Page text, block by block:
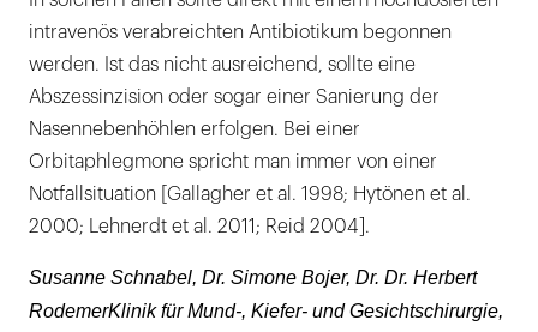
intravenös verabreichten Antibiotikum begonnen
werden. Ist das nicht ausreichend, sollte eine
Abszessinzision oder sogar einer Sanierung der
Nasennebenhöhlen erfolgen. Bei einer
Orbitaphlegmone spricht man immer von einer
Notfallsituation [Gallagher et al. 1998; Hytönen et al.
2000; Lehnerdt et al. 2011; Reid 2004].
Susanne Schnabel, Dr. Simone Bojer, Dr. Dr. Herbert
RodemerKlinik für Mund-, Kiefer- und Gesichtschirurgie,